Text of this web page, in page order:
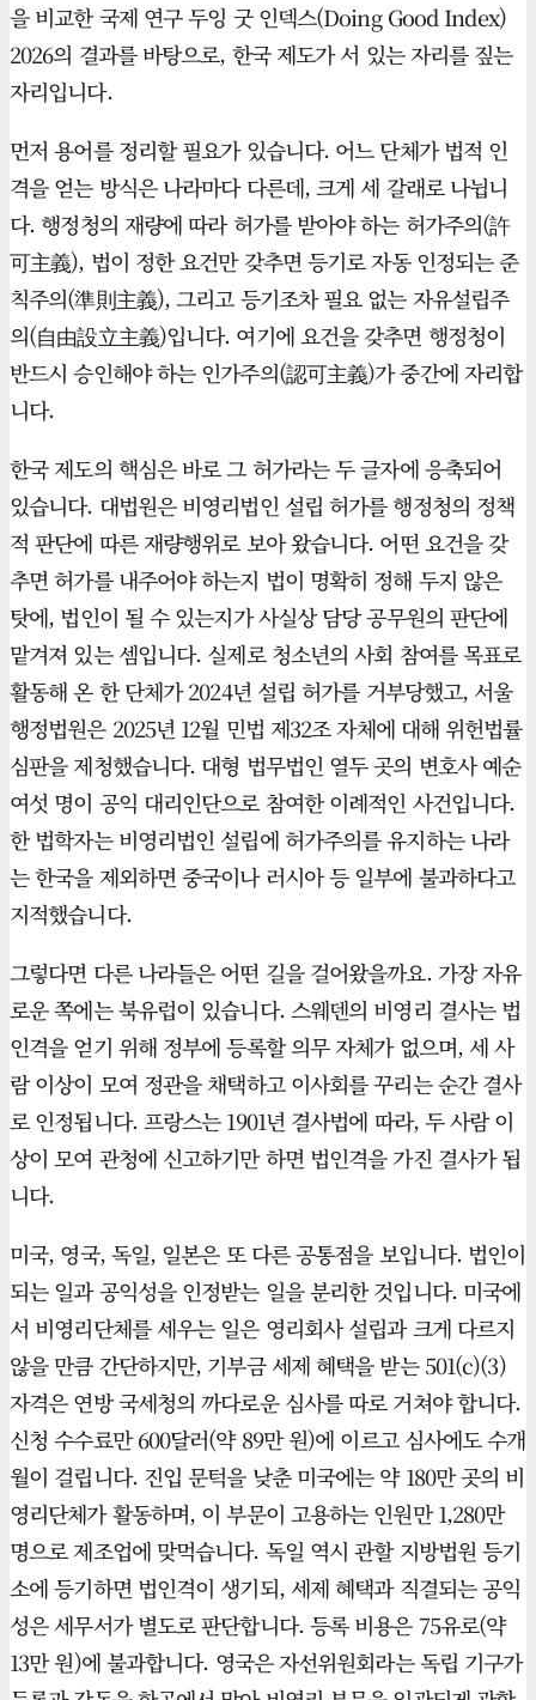
을 비교한 국제 연구 두잉 굿 인덱스(Doing Good Index)
2026의 결과를 바탕으로, 한국 제도가 서 있는 자리를 짚는
자리입니다.
먼저 용어를 정리할 필요가 있습니다. 어느 단체가 법적 인
격을 얻는 방식은 나라마다 다른데, 크게 세 갈래로 나뉩니
다. 행정청의 재량에 따라 허가를 받아야 하는 허가주의(許
可主義), 법이 정한 요건만 갖추면 등기로 자동 인정되는 준
칙주의(準則主義), 그리고 등기조차 필요 없는 자유설립주
의(自由設立主義)입니다. 여기에 요건을 갖추면 행정청이
반드시 승인해야 하는 인가주의(認可主義)가 중간에 자리합
니다.
한국 제도의 핵심은 바로 그 허가라는 두 글자에 응축되어
있습니다. 대법원은 비영리법인 설립 허가를 행정청의 정책
적 판단에 따른 재량행위로 보아 왔습니다. 어떤 요건을 갖
추면 허가를 내주어야 하는지 법이 명확히 정해 두지 않은
탓에, 법인이 될 수 있는지가 사실상 담당 공무원의 판단에
맡겨져 있는 셈입니다. 실제로 청소년의 사회 참여를 목표로
활동해 온 한 단체가 2024년 설립 허가를 거부당했고, 서울
행정법원은 2025년 12월 민법 제32조 자체에 대해 위헌법률
심판을 제청했습니다. 대형 법무법인 열두 곳의 변호사 예순
여섯 명이 공익 대리인단으로 참여한 이례적인 사건입니다.
한 법학자는 비영리법인 설립에 허가주의를 유지하는 나라
는 한국을 제외하면 중국이나 러시아 등 일부에 불과하다고
지적했습니다.
그렇다면 다른 나라들은 어떤 길을 걸어왔을까요. 가장 자유
로운 쪽에는 북유럽이 있습니다. 스웨덴의 비영리 결사는 법
인격을 얻기 위해 정부에 등록할 의무 자체가 없으며, 세 사
람 이상이 모여 정관을 채택하고 이사회를 꾸리는 순간 결사
로 인정됩니다. 프랑스는 1901년 결사법에 따라, 두 사람 이
상이 모여 관청에 신고하기만 하면 법인격을 가진 결사가 됩
니다.
미국, 영국, 독일, 일본은 또 다른 공통점을 보입니다. 법인이
되는 일과 공익성을 인정받는 일을 분리한 것입니다. 미국에
서 비영리단체를 세우는 일은 영리회사 설립과 크게 다르지
않을 만큼 간단하지만, 기부금 세제 혜택을 받는 501(c)(3)
자격은 연방 국세청의 까다로운 심사를 따로 거쳐야 합니다.
신청 수수료만 600달러(약 89만 원)에 이르고 심사에도 수개
월이 걸립니다. 진입 문턱을 낮춘 미국에는 약 180만 곳의 비
영리단체가 활동하며, 이 부문이 고용하는 인원만 1,280만
명으로 제조업에 맞먹습니다. 독일 역시 관할 지방법원 등기
소에 등기하면 법인격이 생기되, 세제 혜택과 직결되는 공익
성은 세무서가 별도로 판단합니다. 등록 비용은 75유로(약
13만 원)에 불과합니다. 영국은 자선위원회라는 독립 기구가